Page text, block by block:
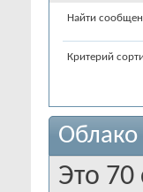
Найти
Критерий
Облако
Это